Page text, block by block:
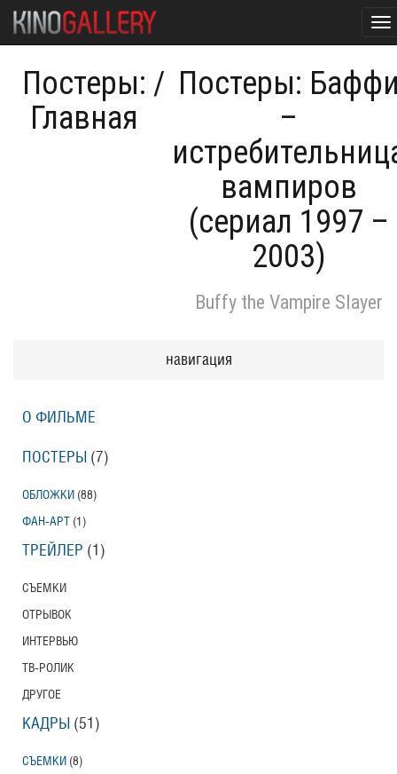
Постеры:
Главная
/ Постеры:
–
вампиров
(сериал 1997 –
2003)
Buffy the Vampire Slayer
навигация
О ФИЛЬМЕ
ПОСТЕРЫ (7)
ОБЛОЖКИ (88)
ФАН-АРТ (1)
ТРЕЙЛЕР (1)
СЪЕМКИ
ОТРЫВОК
ИНТЕРВЬЮ
ТВ-РОЛИК
ДРУГОЕ
КАДРЫ (51)
СЪЕМКИ (8)